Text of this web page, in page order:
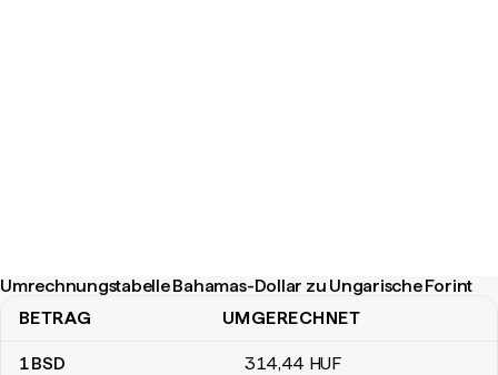
Umrechnungstabelle Bahamas-Dollar zu Ungarische Forint
Umrechnungstabelle Bahamas-Dollar zu Ungarische Forint
BETRAG UMGERECHNET
1BSD 314,44 HUF